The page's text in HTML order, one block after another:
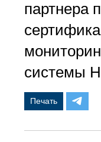
партнера
системы
Печать